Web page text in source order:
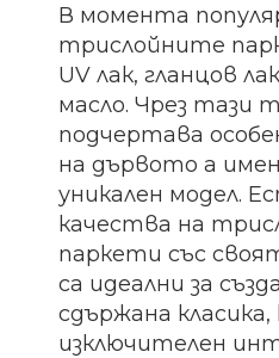
В момента
трислойните
UV лак, гланцов
масло. Чрез тази
подчертава
на дървото а
уникален модел.
качества на
паркети със
са идеални за
сдържана класика,
изключителен